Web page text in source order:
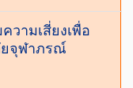
วามเสี่ยงเพื่อ
ยจุฬาภรณ์